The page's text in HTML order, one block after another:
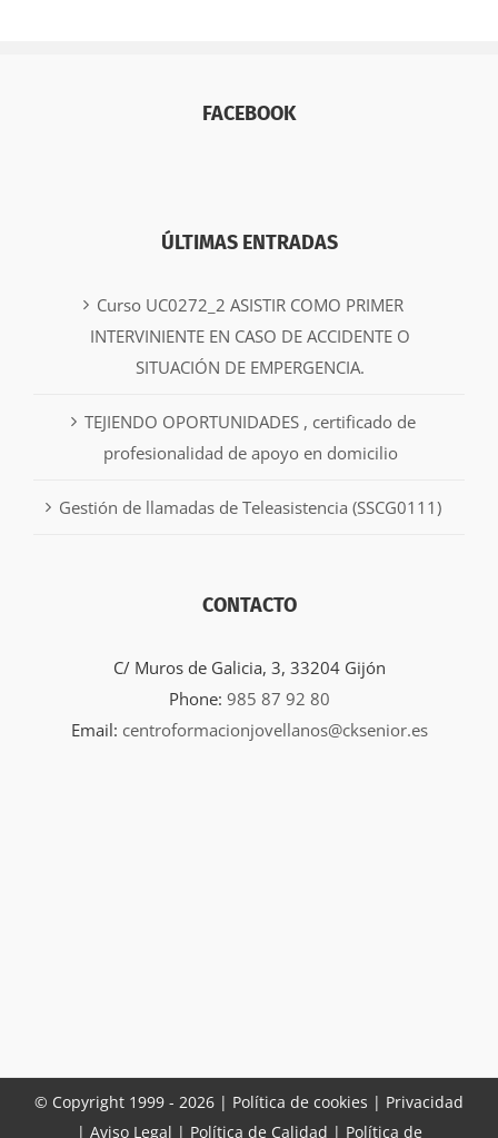
FACEBOOK
ÚLTIMAS ENTRADAS
Curso UC0272_2 ASISTIR COMO PRIMER
INTERVINIENTE EN CASO DE ACCIDENTE O
SITUACIÓN DE EMPERGENCIA.
TEJIENDO OPORTUNIDADES , certificado de
profesionalidad de apoyo en domicilio
Gestión de llamadas de Teleasistencia (SSCG0111)
CONTACTO
C/ Muros de Galicia, 3, 33204 Gijón
Phone: 985 87 92 80
Email: centroformacionjovellanos@cksenior.es
© Copyright 1999 - 2026 | Política de cookies | Privacidad
| Aviso Legal | Política de Calidad | Política de